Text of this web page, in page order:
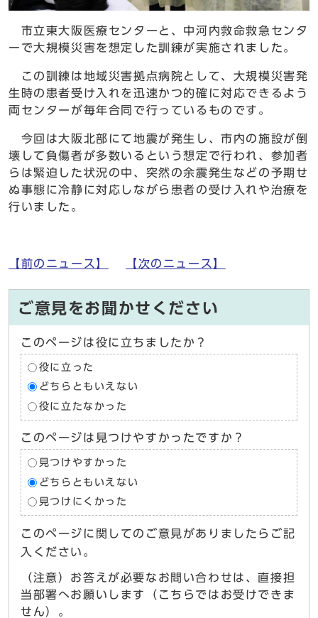
市立東大阪医療センターと、中河内救命救急センタ
ーで大規模災害を想定した訓練が実施されました。
この訓練は地域災害拠点病院として、大規模災害発
生時の患者受け入れを迅速かつ的確に対応できるよう
両センターが毎年合同で行っているものです。
今回は大阪北部にて地震が発生し、市内の施設が倒
壊して負傷者が多数いるという想定で行われ、参加者
らは緊迫した状況の中、突然の余震発生などの予期せ
ぬ事態に冷静に対応しながら患者の受け入れや治療を
行いました。
【前のニュース】 【次のニュース】
ご意見をお聞かせください
このページは役に立ちましたか？
役に立った
どちらともいえない
役に立たなかった
このページは見つけやすかったですか？
見つけやすかった
どちらともいえない
見つけにくかった
このページに関してのご意見がありましたらご記
入ください。
（注意）お答えが必要なお問い合わせは、直接担
当部署へお願いします（こちらではお受けできま
せん）。